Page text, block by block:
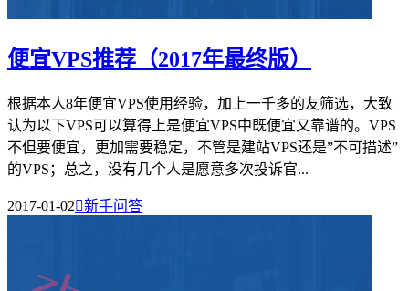
便宜VPS推荐（2017年最终版）
根据本人8年便宜VPS使用经验，加上一千多的友筛选，大致
认为以下VPS可以算得上是便宜VPS中既便宜又靠谱的。VPS
不但要便宜，更加需要稳定，不管是建站VPS还是”不可描述”
的VPS；总之，没有几个人是愿意多次投诉官...
2017-01-02新手问答